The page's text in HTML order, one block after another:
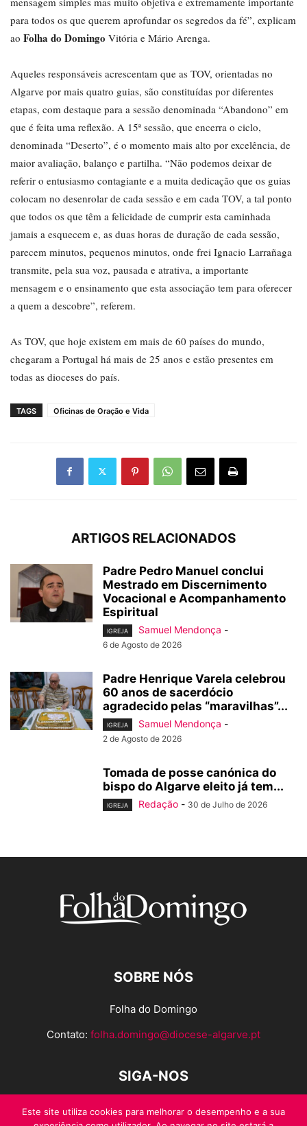
para todos os que querem aprofundar os segredos da fé”, explicam
ao Folha do Domingo Vitória e Mário Arenga.
Aqueles responsáveis acrescentam que as TOV, orientadas no
Algarve por mais quatro guias, são constituídas por diferentes
etapas, com destaque para a sessão denominada “Abandono” em
que é feita uma reflexão. A 15ª sessão, que encerra o ciclo,
denominada “Deserto”, é o momento mais alto por excelência, de
maior avaliação, balanço e partilha. “Não podemos deixar de
referir o entusiasmo contagiante e a muita dedicação que os guias
colocam no desenrolar de cada sessão e em cada TOV, a tal ponto
que todos os que têm a felicidade de cumprir esta caminhada
jamais a esquecem e, as duas horas de duração de cada sessão,
parecem minutos, pequenos minutos, onde frei Ignacio Larrañaga
transmite, pela sua voz, pausada e atrativa, a importante
mensagem e o ensinamento que esta associação tem para oferecer
a quem a descobre”, referem.
As TOV, que hoje existem em mais de 60 países do mundo,
chegaram a Portugal há mais de 25 anos e estão presentes em
todas as dioceses do país.
TAGS Oficinas de Oração e Vida
ARTIGOS RELACIONADOS
Padre Pedro Manuel conclui
Mestrado em Discernimento
Vocacional e Acompanhamento
Espiritual
IGREJA Samuel Mendonça -
6 de Agosto de 2026
Padre Henrique Varela celebrou
60 anos de sacerdócio
agradecido pelas “maravilhas”...
IGREJA Samuel Mendonça -
2 de Agosto de 2026
Tomada de posse canónica do
bispo do Algarve eleito já tem...
IGREJA Redação - 30 de Julho de 2026
SOBRE NÓS
Folha do Domingo
Contato: folha.domingo@diocese-algarve.pt
SIGA-NOS
Este site utiliza cookies para melhorar o desempenho e a sua